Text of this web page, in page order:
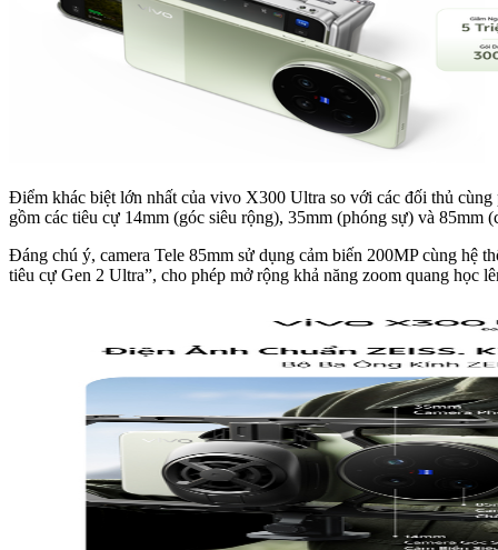
Điểm khác biệt lớn nhất của vivo X300 Ultra so với các đối thủ
gồm các tiêu cự 14mm (góc siêu rộng), 35mm (phóng sự) và 85mm
Đáng chú ý, camera Tele 85mm sử dụng cảm biến 200MP cùng hệ
tiêu cự Gen 2 Ultra”, cho phép mở rộng khả năng zoom quang học